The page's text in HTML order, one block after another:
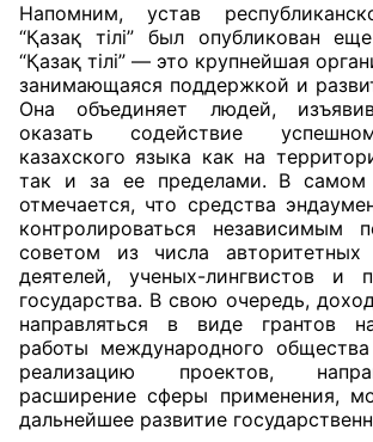
Напомним, устав
“Қазақ тілі” был опубликован
“Қазақ тілі” — это крупнейшая
занимающаяся поддержкой и
Она объединяет людей,
оказать содействие
казахского языка как на
так и за ее пределами. В самом
отмечается, что средства
контролироваться независимым
советом из числа авторитетных
деятелей, ученых-лингвистов и
государства. В свою очередь,
направляться в виде грантов
работы международного общества
реализацию проектов,
расширение сферы применения,
дальнейшее развитие